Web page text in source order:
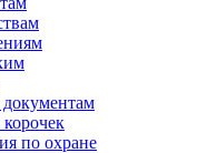
по охране